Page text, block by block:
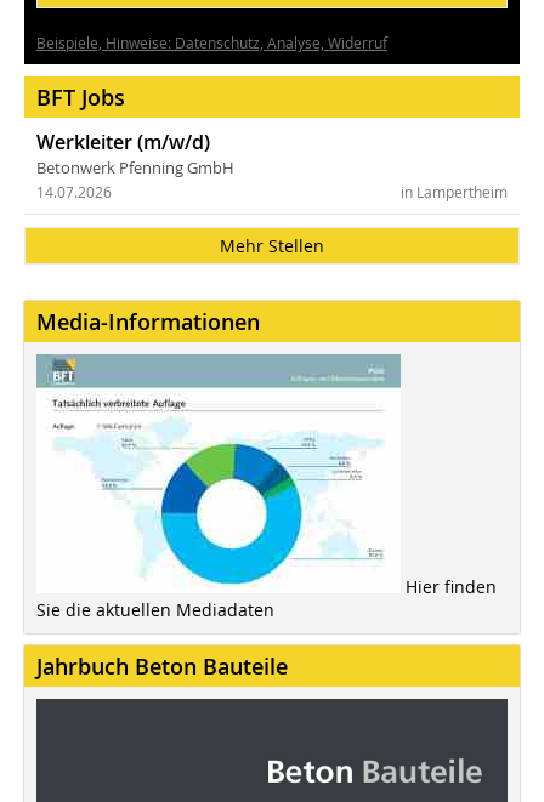
Beispiele, Hinweise: Datenschutz, Analyse, Widerruf
BFT Jobs
Werkleiter (m/w/d)
Betonwerk Pfenning GmbH
in Lampertheim
14.07.2026
Mehr Stellen
Media-Informationen
Hier finden
Sie die aktuellen Mediadaten
Jahrbuch Beton Bauteile